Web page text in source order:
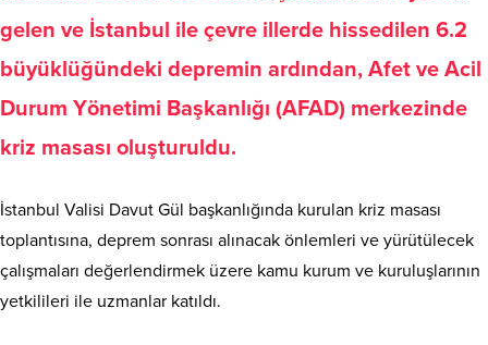
gelen ve İstanbul ile çevre illerde hissedilen 6.2
büyüklüğündeki depremin ardından, Afet ve Acil
Durum Yönetimi Başkanlığı (AFAD) merkezinde
kriz masası oluşturuldu.
İstanbul Valisi Davut Gül başkanlığında kurulan kriz masası
toplantısına, deprem sonrası alınacak önlemleri ve yürütülecek
çalışmaları değerlendirmek üzere kamu kurum ve kuruluşlarının
yetkilileri ile uzmanlar katıldı.